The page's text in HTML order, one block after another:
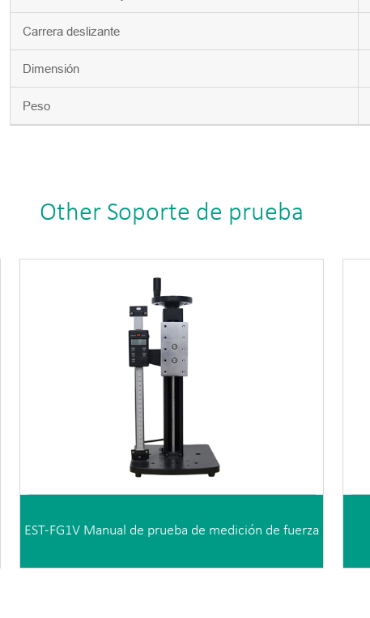
Carrera deslizante
Dimensión
Peso
Other Soporte de prueba
EST-FG1V Manual de prueba de medición de fuerza